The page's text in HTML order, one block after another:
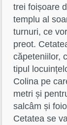
trei foișoare
templu al
turnuri, ce
preot.
căpeteniilor,
tipul
Colina pe
metri și
salcâm și
Cetatea se